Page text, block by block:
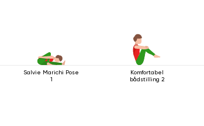
Salvie Marichi Pose
1
Komfortabel
bådstilling 2